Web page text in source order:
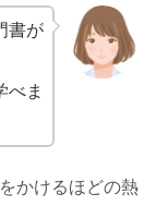
書が
べま
かけるほどの熱